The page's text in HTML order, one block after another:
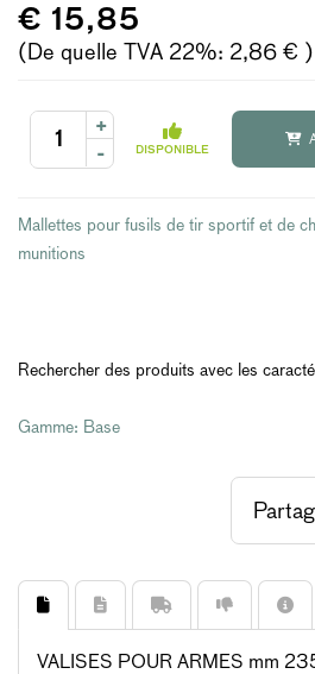
€ 15,85
(De quelle TVA 22%: 2,86 € )
+
-
DISPONIBLE
Mallettes pour fusils de tir sportif et de
munitions
Rechercher des produits avec les
Gamme: Base
VALISES POUR ARMES mm